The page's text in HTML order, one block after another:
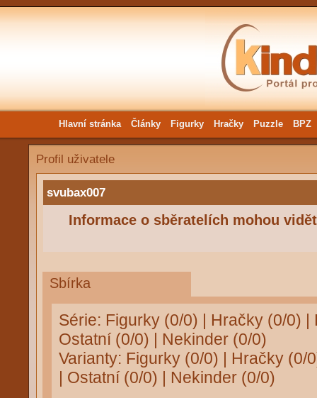
Hlavní stránka Články Figurky Hračky Puzzle BPZ
Profil uživatele
svubax007
Informace o sběratelích mohou
Sbírka
Série: Figurky (0/0) | Hračky (0/0) |
Ostatní (0/0) | Nekinder (0/0)
Varianty: Figurky (0/0) | Hračky (0/
| Ostatní (0/0) | Nekinder (0/0)